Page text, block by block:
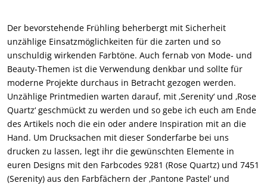
Der bevorstehende Frühling beherbergt mit Sicherheit
unzählige Einsatzmöglichkeiten für die zarten und so
unschuldig wirkenden Farbtöne. Auch fernab von Mode- und
Beauty-Themen ist die Verwendung denkbar und sollte für
moderne Projekte durchaus in Betracht gezogen werden.
Unzählige Printmedien warten darauf, mit ‚Serenity‘ und ‚Rose
Quartz‘ geschmückt zu werden und so gebe ich euch am Ende
des Artikels noch die ein oder andere Inspiration mit an die
Hand. Um Drucksachen mit dieser Sonderfarbe bei uns
drucken zu lassen, legt ihr die gewünschten Elemente in
euren Designs mit den Farbcodes 9281 (Rose Quartz) und 7451
(Serenity) aus den Farbfächern der ‚Pantone Pastel‘ und